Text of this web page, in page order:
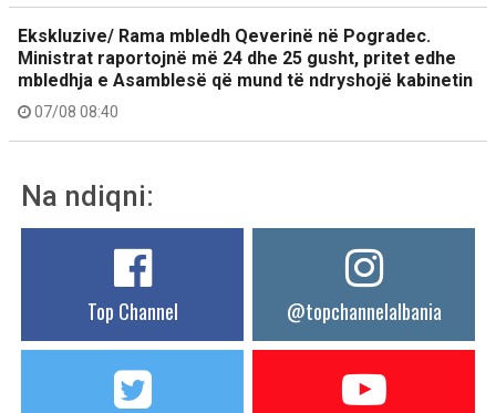
Ekskluzive/ Rama mbledh Qeverinë në Pogradec.
Ministrat raportojnë më 24 dhe 25 gusht, pritet edhe
mbledhja e Asamblesë që mund të ndryshojë kabinetin
07/08 08:40
Na ndiqni:
Top Channel @topchannelalbania